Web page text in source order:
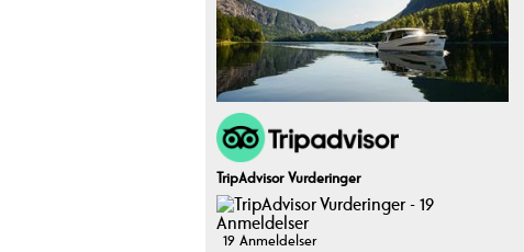
TripAdvisor Vurderinger
19 Anmeldelser